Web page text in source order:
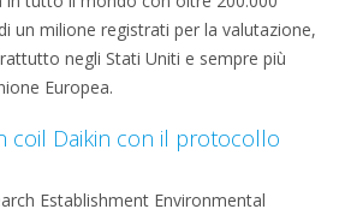
un milione registrati per la valutazione,
negli Stati Uniti e sempre più
Europea.
coil Daikin con il protocollo
Establishment Environmental